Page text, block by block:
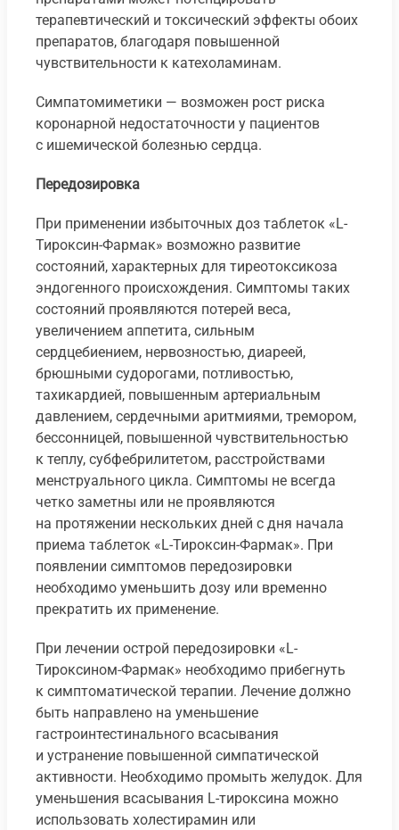
терапевтический и токсический эффекты обоих
препаратов, благодаря повышенной
чувствительности к катехоламинам.
Симпатомиметики — возможен рост риска
коронарной недостаточности у пациентов
с ишемической болезнью сердца.
Передозировка
При применении избыточных доз таблеток «L-
Тироксин-Фармак» возможно развитие
состояний, характерных для тиреотоксикоза
эндогенного происхождения. Симптомы таких
состояний проявляются потерей веса,
увеличением аппетита, сильным
сердцебиением, нервозностью, диареей,
брюшными судорогами, потливостью,
тахикардией, повышенным артериальным
давлением, сердечными аритмиями, тремором,
бессонницей, повышенной чувствительностью
к теплу, субфебрилитетом, расстройствами
менструального цикла. Симптомы не всегда
четко заметны или не проявляются
на протяжении нескольких дней с дня начала
приема таблеток «L-Тироксин-Фармак». При
появлении симптомов передозировки
необходимо уменьшить дозу или временно
прекратить их применение.
При лечении острой передозировки «L-
Тироксином-Фармак» необходимо прибегнуть
к симптоматической терапии. Лечение должно
быть направлено на уменьшение
гастроинтестинального всасывания
и устранение повышенной симпатической
активности. Необходимо промыть желудок. Для
уменьшения всасывания L-тироксина можно
использовать холестирамин или